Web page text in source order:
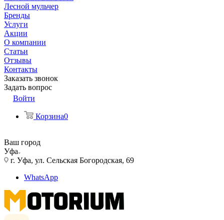
Лесной мульчер
Бренды
Услуги
Акции
О компании
Статьи
Отзывы
Контакты
Заказать звонок
Задать вопрос
Войти
Корзина0
Ваш город
Уфа
г. Уфа, ул. Сельская Богородская, 69
WhatsApp